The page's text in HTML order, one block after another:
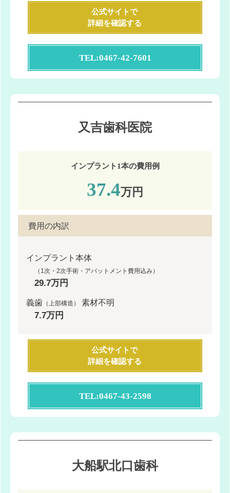
又吉歯科医院
インプラント1本の費用例
37.4万円
費用の内訳
インプラント本体
（1次・2次手術・アバットメント費用込み）
29.7万円
義歯 （上部構造） 素材不明
7.7万円
公式サイトで
詳細を確認する
TEL:0467-43-2598
公式サイトで
詳細を確認する
TEL:0467-42-7601
大船駅北口歯科